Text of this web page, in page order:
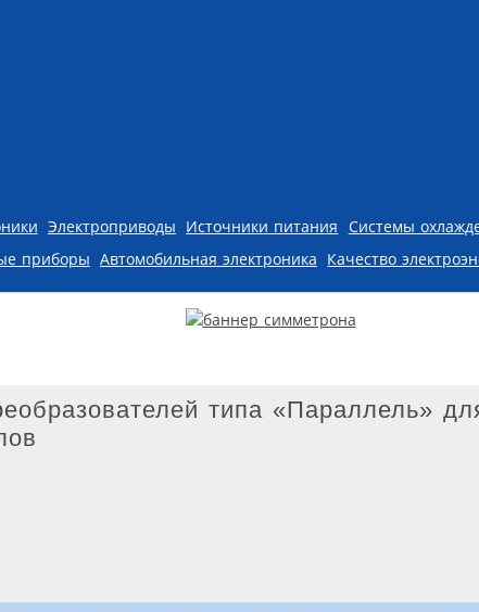
Электроприводы Источники питания Системы
приборы Автомобильная электроника Качество
типа «Параллель»